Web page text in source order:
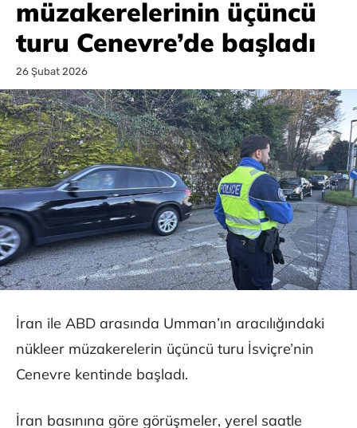
müzakerelerinin üçüncü
turu Cenevre’de başladı
26 Şubat 2026
İran ile ABD arasında Umman’ın aracılığındaki
nükleer müzakerelerin üçüncü turu İsviçre’nin
Cenevre kentinde başladı.
İran basınına göre görüşmeler, yerel saatle